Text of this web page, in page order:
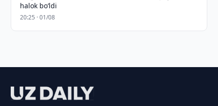
halok bo‘ldi
20:25 · 01/08